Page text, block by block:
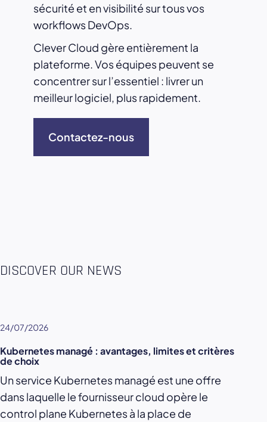
sécurité et en visibilité sur tous vos
workflows DevOps.
Clever Cloud gère entièrement la
plateforme. Vos équipes peuvent se
concentrer sur l’essentiel : livrer un
meilleur logiciel, plus rapidement.
Contactez-nous
DISCOVER OUR NEWS
24/07/2026
Kubernetes managé : avantages, limites et critères
de choix
Un service Kubernetes managé est une offre
dans laquelle le fournisseur cloud opère le
control plane Kubernetes à la place de